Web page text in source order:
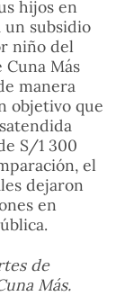
hijos en
un subsidio
niño del
Más
manera
objetivo que
S/1 300
el
dejaron
en
de
Más.